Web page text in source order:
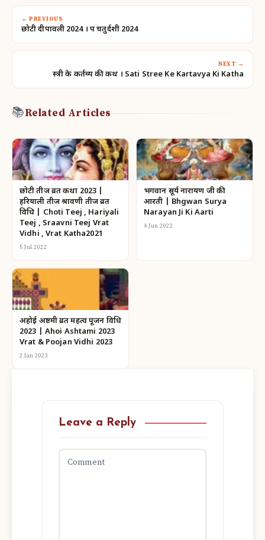
← PREVIOUS
छोटी दीपावली 2024 । रूप चतुर्दशी 2024
NEXT →
स्त्री के कर्तव्य की कथ । Sati Stree Ke Kartavya Ki Katha
📚Related Articles
छोटी तीज व्रत कथा 2023 |
हरियाली तीज श्रावणी तीज व्रत
विधि | Choti Teej , Hariyali
Teej , Sraavni Teej Vrat
Vidhi , Vrat Katha2021
5 Jul 2022
भगवान सूर्य नारायण जी की
आरती | Bhgwan Surya
Narayan Ji Ki Aarti
4 Jun 2022
अहोई अष्टमी व्रत महत्व पूजन विधि
2023 | Ahoi Ashtami 2023
Vrat & Poojan Vidhi 2023
2 Jan 2023
Leave a Reply